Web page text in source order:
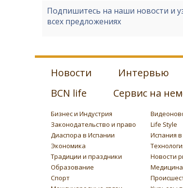
Подпишитесь на наши новости и
всех предложениях
Новости Интервью
BCN life
Сервис на
Бизнес и Индустрия
Законодательство и право
Life Style
Диаспора в Испании
Испания
Экономика
Традиции и праздники
Новости
Образование
Спорт